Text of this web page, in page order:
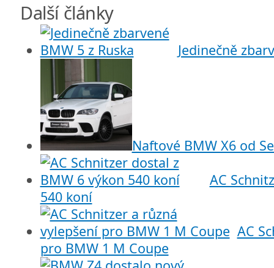
Další články
Jedinečně
Naftové BMW X6 od
AC
540 koní
AC
pro BMW 1 M Coupe